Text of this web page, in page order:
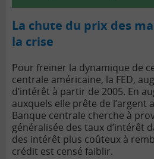
La chute du prix des
la crise
Pour freiner la dynamique de
centrale américaine, la FED,
d’intérêt à partir de 2005. En
auxquels elle prête de l’argent
Banque centrale cherche à
généralisée des taux d’intérêt
des intérêt plus coûteux à
crédit est censé faiblir.